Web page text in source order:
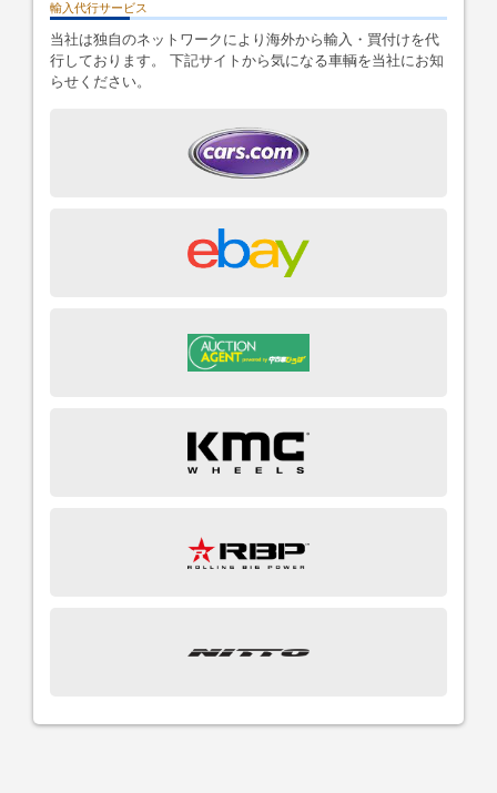
輸入代行サービス
当社は独自のネットワークにより海外から輸入・買付けを代
行しております。 下記サイトから気になる車輌を当社にお知
らせください。